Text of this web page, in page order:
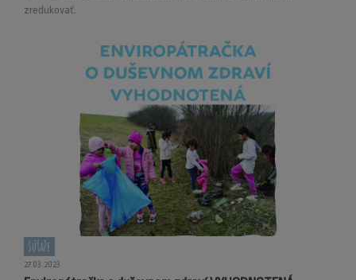
zredukovať.
Súťaže
27.03.2023